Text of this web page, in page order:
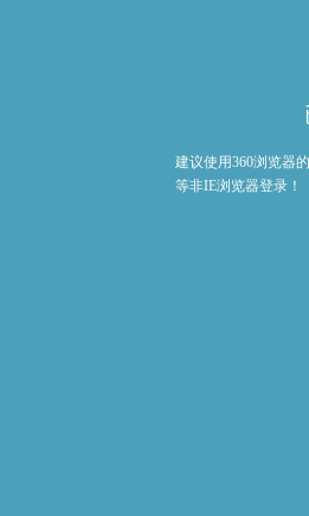
建议使用360浏览器
等非IE浏览器登录！